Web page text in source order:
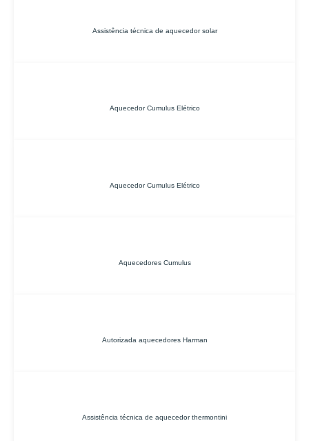
Assistência técnica de aquecedor solar
Aquecedor Cumulus Elétrico
Aquecedor Cumulus Elétrico
Aquecedores Cumulus
Autorizada aquecedores Harman
Assistência técnica de aquecedor thermontini